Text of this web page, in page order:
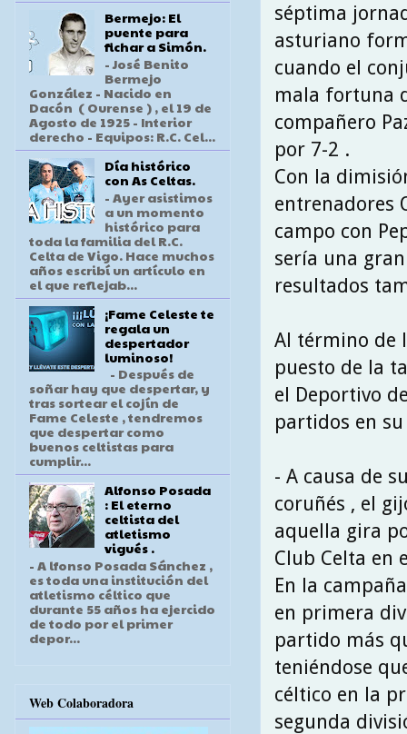
séptima
asturiano
cuando el
mala fortuna
compañero
por 7-2 .
Con la
entrenadores
campo con
sería una
resultados
Al término de
puesto de la
el Deportivo
partidos en
- A causa de
coruñés , el
aquella gira
Club Celta en
En la
en primera
partido más
teniéndose
céltico en la
segunda
Bermejo: El
puente para
fichar a Simón.
- José Benito
Bermejo
González - Nacido en
Dacón ( Ourense ) , el 19 de
Agosto de 1925 - Interior
derecho - Equipos: R.C. Cel...
Día histórico
con As Celtas.
- Ayer asistimos
a un momento
histórico para
toda la familia del R.C.
Celta de Vigo. Hace muchos
años escribí un artículo en
el que reflejab...
¡Fame Celeste te
regala un
despertador
luminoso!
- Después de
soñar hay que despertar, y
tras sortear el cojín de
Fame Celeste , tendremos
que despertar como
buenos celtistas para
cumplir...
Alfonso Posada
: El eterno
celtista del
atletismo
vigués .
- A lfonso Posada Sánchez ,
es toda una institución del
atletismo céltico que
durante 55 años ha ejercido
de todo por el primer
depor...
Web Colaboradora